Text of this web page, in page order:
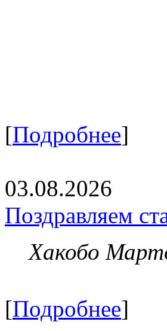
[Подробнее]
03.08.2026
Поздравляем
Хакобо
[Подробнее]